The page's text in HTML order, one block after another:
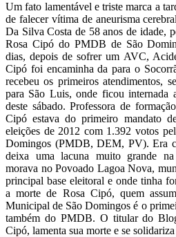
Um fato lamentável e triste marca a
de falecer vítima de aneurisma
Da Silva Costa de 58 anos de idade,
Rosa Cipó do PMDB de São
dias, depois de sofrer um AVC,
Cipó foi encaminha da para o
recebeu os primeiros atendimentos,
para São Luis, onde ficou internada
deste sábado. Professora de
Cipó estava do primeiro mandato
eleições de 2012 com 1.392 votos
Domingos (PMDB, DEM, PV). Era
deixa uma lacuna muito grande
morava no Povoado Lagoa Nova,
principal base eleitoral e onde tinha
a morte de Rosa Cipó, quem
Municipal de São Domingos é o
também do PMDB. O titular do
Cipó, lamenta sua morte e se